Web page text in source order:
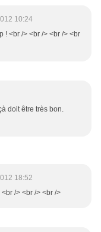
10:24
! <br /> <br /> <br /> <br
doit être très bon.
18:52
/> <br /> <br />